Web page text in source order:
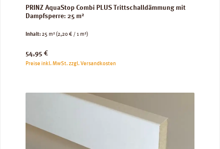
PRINZ AquaStop Combi PLUS Trittschalldämmung mit
Dampfsperre: 25 m²
Inhalt:25 m²(2,20 € / 1 m²)
Regulärer Preis:
54,95 €
Preise inkl. MwSt. zzgl. Versandkosten